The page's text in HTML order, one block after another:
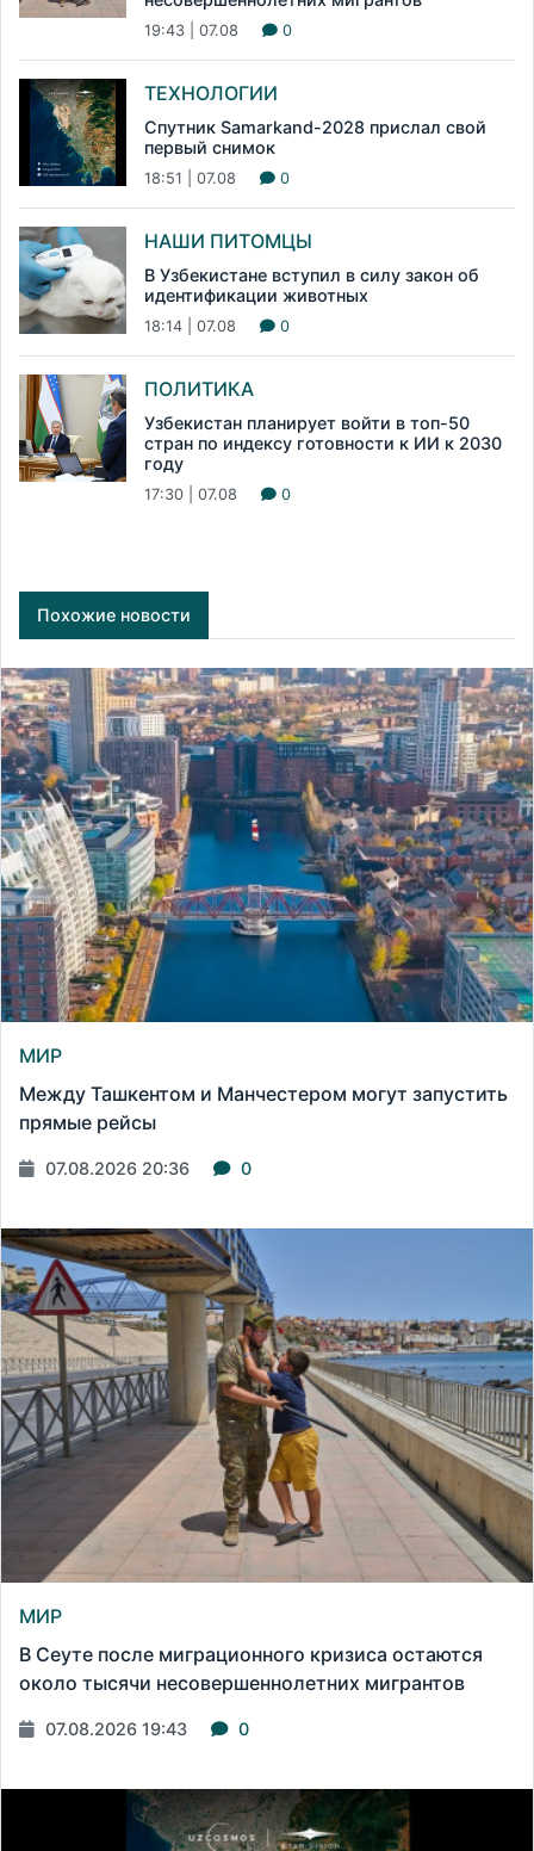
19:43 | 07.08 0
ТЕХНОЛОГИИ
Спутник Samarkand-2028 прислал свой
первый снимок
18:51 | 07.08 0
НАШИ ПИТОМЦЫ
В Узбекистане вступил в силу закон об
идентификации животных
18:14 | 07.08 0
ПОЛИТИКА
Узбекистан планирует войти в топ-50
стран по индексу готовности к ИИ к 2030
году
17:30 | 07.08 0
Похожие новости
МИР
Между Ташкентом и Манчестером могут запустить
прямые рейсы
07.08.2026 20:36 0
МИР
В Сеуте после миграционного кризиса остаются
около тысячи несовершеннолетних мигрантов
07.08.2026 19:43 0